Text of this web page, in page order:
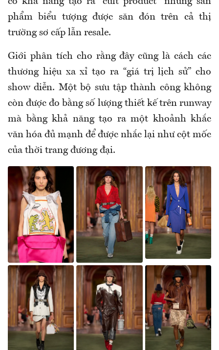
phẩm biểu tượng được săn đón trên cả thị
trường sơ cấp lẫn resale.
Giới phân tích cho rằng đây cũng là cách các
thương hiệu xa xỉ tạo ra “giá trị lịch sử” cho
show diễn. Một bộ sưu tập thành công không
còn được đo bằng số lượng thiết kế trên runway
mà bằng khả năng tạo ra một khoảnh khắc
văn hóa đủ mạnh để được nhắc lại như cột mốc
của thời trang đương đại.